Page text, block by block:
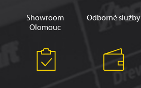
Showroom
Olomouc
Odborné služby